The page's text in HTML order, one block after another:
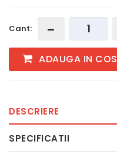
Cant:
ADAUGA IN COS
DESCRIERE
SPECIFICATII